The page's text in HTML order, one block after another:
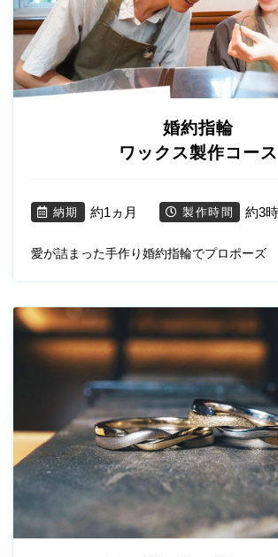
婚約指輪
ワックス製作コース
納期 約1ヵ月 製作時間 約3
愛が詰まった手作り婚約指輪でプロポーズ